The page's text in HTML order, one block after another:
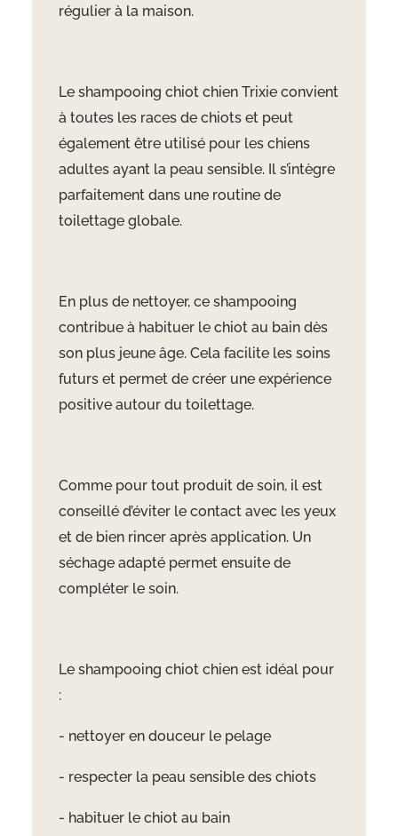
régulier à la maison.
Le shampooing chiot chien Trixie convient
à toutes les races de chiots et peut
également être utilisé pour les chiens
adultes ayant la peau sensible. Il s’intègre
parfaitement dans une routine de
toilettage globale.
En plus de nettoyer, ce shampooing
contribue à habituer le chiot au bain dès
son plus jeune âge. Cela facilite les soins
futurs et permet de créer une expérience
positive autour du toilettage.
Comme pour tout produit de soin, il est
conseillé d’éviter le contact avec les yeux
et de bien rincer après application. Un
séchage adapté permet ensuite de
compléter le soin.
Le shampooing chiot chien est idéal pour
:
- nettoyer en douceur le pelage
- respecter la peau sensible des chiots
- habituer le chiot au bain